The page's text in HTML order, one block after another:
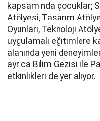
kapsamında çocuklar;
Atölyesi, Tasarım
Oyunları, Teknoloji
uygulamalı eğitimlere
alanında yeni
ayrıca Bilim Gezisi ile
etkinlikleri de yer alıyor.